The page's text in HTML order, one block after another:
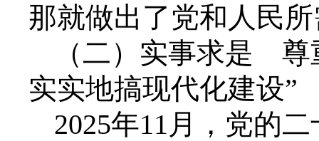
那就做出了党和人民
（二）实事求是
实实地搞现代化建设”
2025年11月，党的